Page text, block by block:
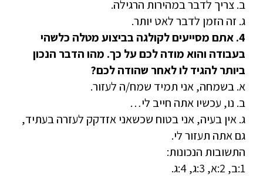
ב. צריך לדבר במהירות הרגילה.
ג. זה הזמן לדבר לאט יותר.
4. אתם מסייעים לקולגה בביצוע מטלה כלשהי
בעבודה והוא מודה לכם על כך. מהו הדבר הנכון
ביותר להגיד לו לאחר שהודה לכם?
א. בשמחה, אני תמיד שמח/ה לעזור.
ב. נו, עכשיו אתה חייב לי…
ג. אין בעיה, אני בטוח שכשאני אזדקק לעזרה בעתיד,
גם אתה תעזור לי.
התשובות הנכונות:
1:ב, 2:א, 3:ג, 4:ג.